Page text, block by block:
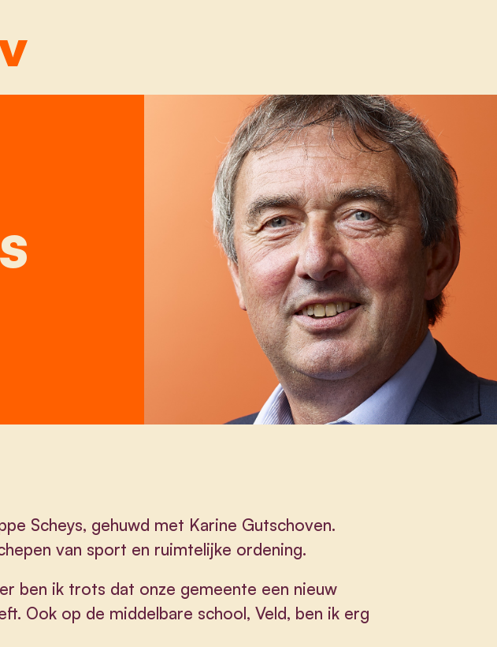
Scheys, gehuwd met Karine Gutschoven.
van sport en ruimtelijke ordening.
ben ik trots dat onze gemeente een nieuw
Ook op de middelbare school, Veld, ben ik erg